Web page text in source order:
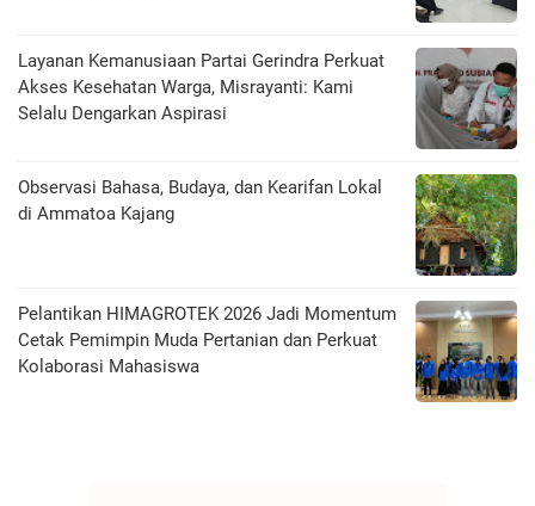
Layanan Kemanusiaan Partai Gerindra Perkuat
Akses Kesehatan Warga, Misrayanti: Kami
Selalu Dengarkan Aspirasi
Observasi Bahasa, Budaya, dan Kearifan Lokal
di Ammatoa Kajang
Pelantikan HIMAGROTEK 2026 Jadi Momentum
Cetak Pemimpin Muda Pertanian dan Perkuat
Kolaborasi Mahasiswa